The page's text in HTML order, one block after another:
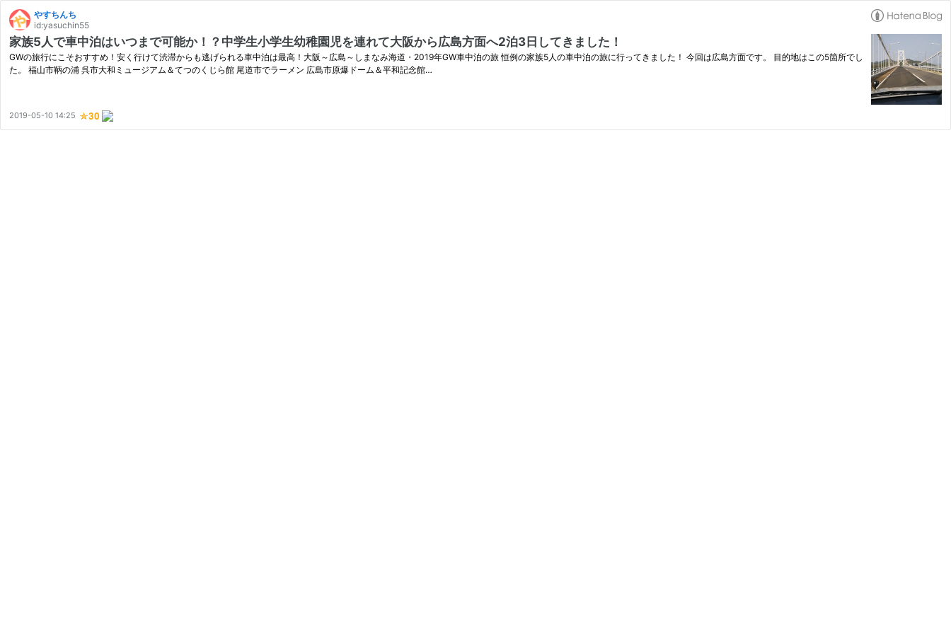
やすちんち
id:yasuchin55
家族5人で車中泊はいつまで可能か！？中学生小学生幼稚園児を連れて大阪から広島方面へ2泊3日してきました！
GWの旅行にこそおすすめ！安く行けて渋滞からも逃げられる車中泊は最高！大阪～広島～しまなみ海道・2019年GW車中泊の旅 恒例の家族5人の車中泊の旅に行ってきました！ 今回は広島方面です。 目的地はこの5箇所でし
た。 福山市鞆の浦 呉市大和ミュージアム＆てつのくじら館 尾道市でラーメン 広島市原爆ドーム＆平和記念館…
2019-05-10 14:25